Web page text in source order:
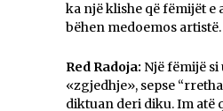
ka një klishe që fëmijët e
bëhen medoemos artistë.
Red Radoja: Një fëmijë
«zgjedhje», sepse
diktuan deri diku. Im atë